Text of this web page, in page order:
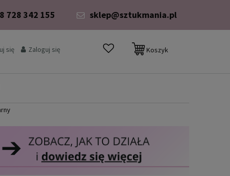
728 342 155 sklep@sztukmania.pl
się Zaloguj się Koszyk